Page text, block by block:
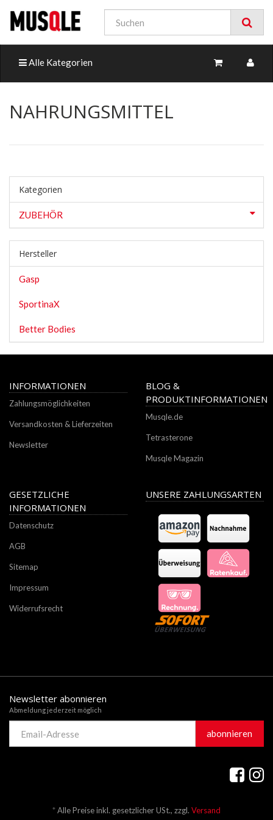
Alle Kategorien
NAHRUNGSMITTEL
Kategorien
ZUBEHÖR
Hersteller
Gasp
SportinaX
Better Bodies
INFORMATIONEN
Zahlungsmöglichkeiten
Versandkosten & Lieferzeiten
Newsletter
BLOG &
PRODUKTINFORMATIONEN
Musqle.de
Tetrasterone
Musqle Magazin
GESETZLICHE
INFORMATIONEN
Datenschutz
AGB
Sitemap
Impressum
Widerrufsrecht
UNSERE ZAHLUNGSARTEN
Newsletter abonnieren
Abmeldung jederzeit möglich
Adresse
abonnieren
* Alle Preise inkl. gesetzlicher USt., zzgl. Versand